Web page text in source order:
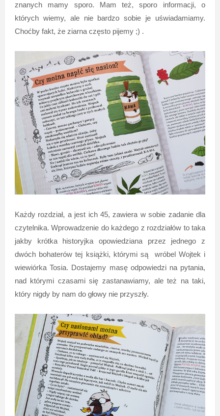
znanych mamy sporo. Mam też, sporo informacji, o
których wiemy, ale nie bardzo sobie je uświadamiamy.
Choćby fakt, że ziarna często pijemy ;) .
Każdy rozdział, a jest ich 45, zawiera w sobie zadanie dla
czytelnika. Wprowadzenie do każdego z rozdziałów to taka
jakby krótka historyjka opowiedziana przez jednego z
dwóch bohaterów tej książki, którymi są wróbel Wojtek i
wiewiórka Tosia. Dostajemy masę odpowiedzi na pytania,
nad którymi czasami się zastanawiamy, ale też na taki,
który nigdy by nam do głowy nie przyszły.